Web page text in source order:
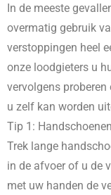
In de meeste
overmatig gebruik
verstoppingen heel
onze loodgieters u
vervolgens
u zelf kan worden
Tip 1: Handschoenen
Trek lange
in de afvoer of u de
met uw handen de